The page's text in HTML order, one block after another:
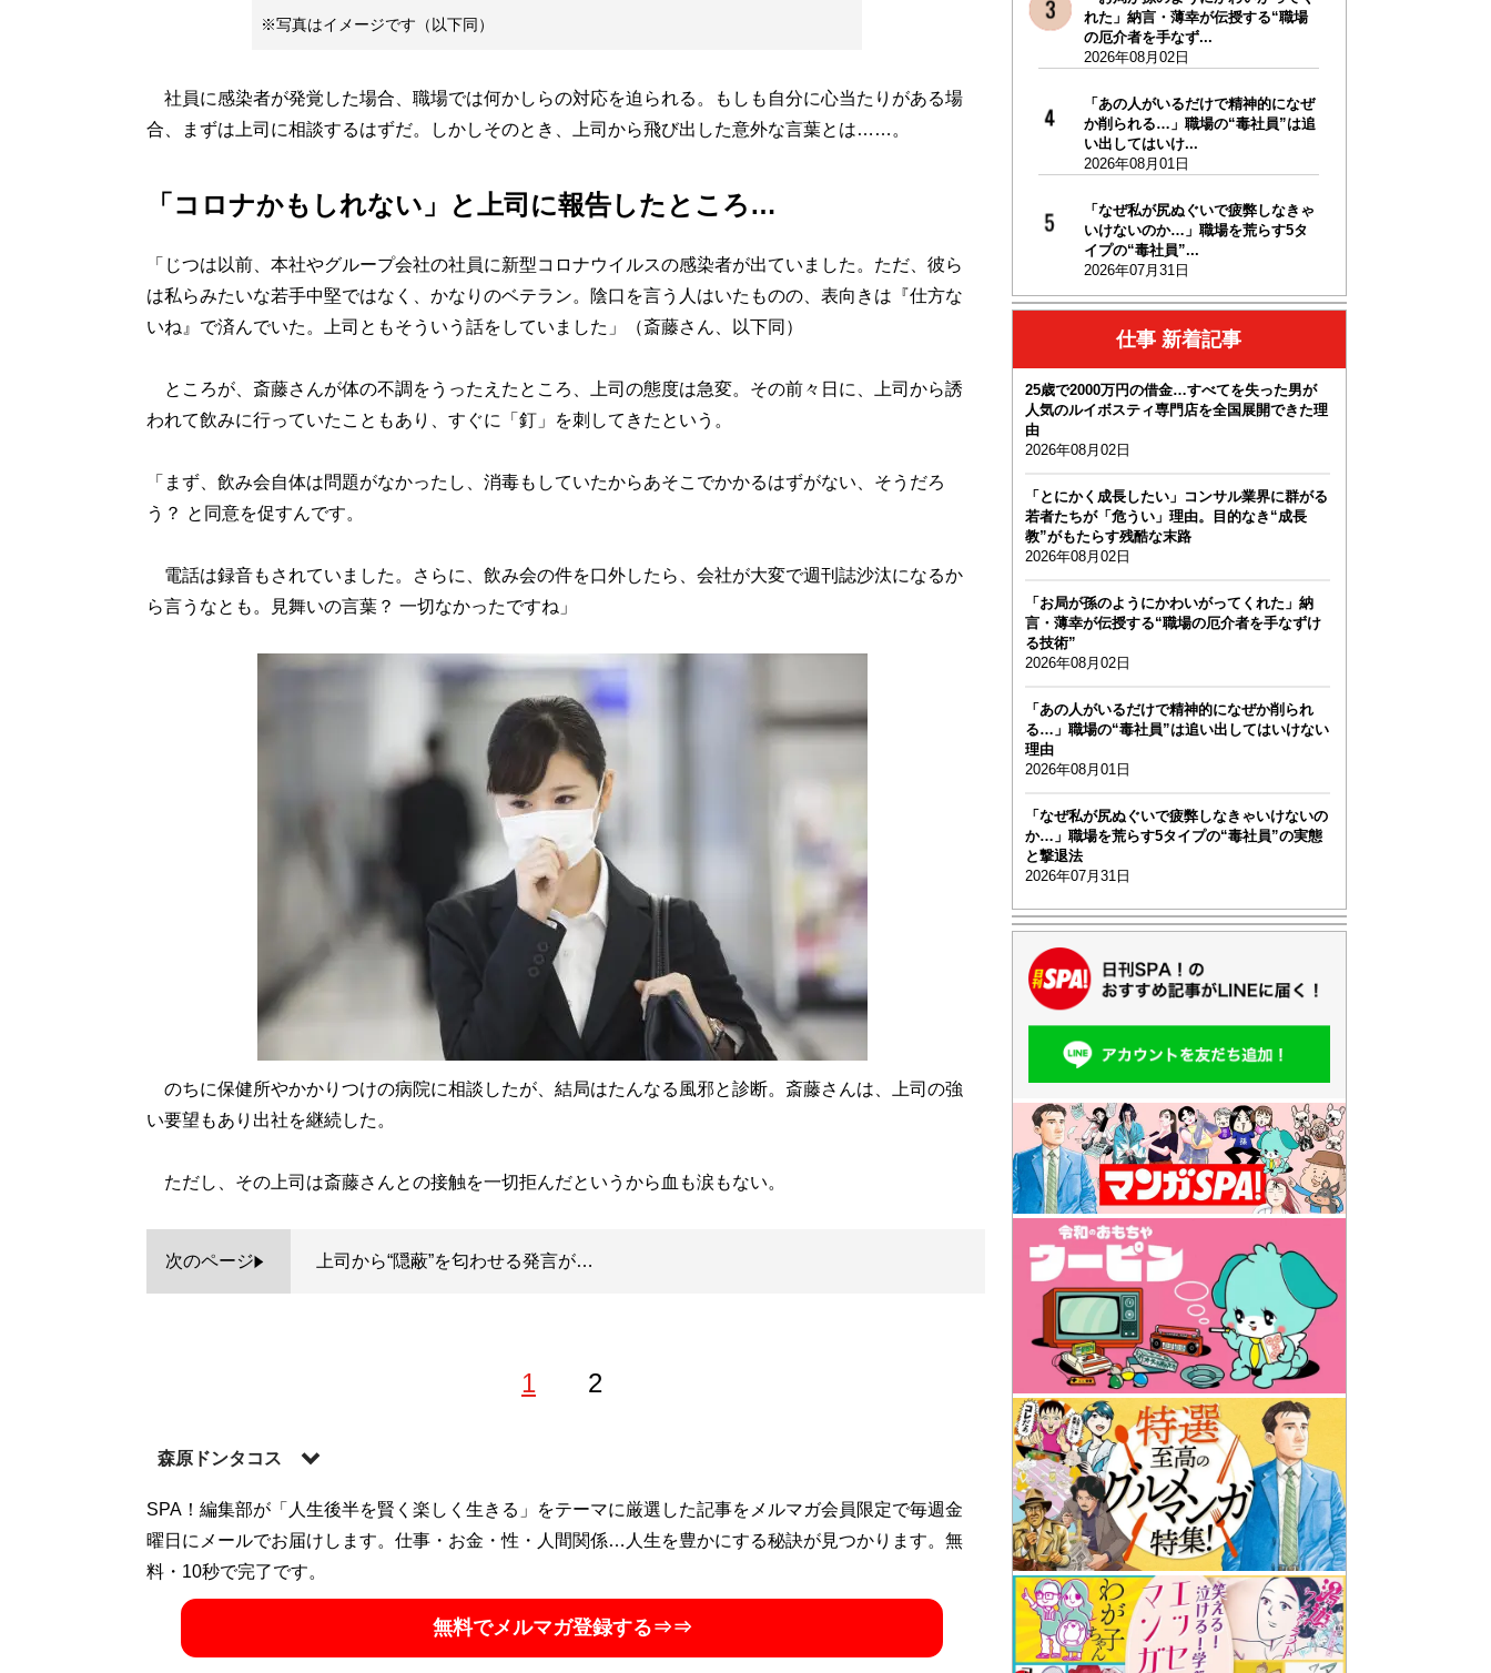
※写真はイメージです（以下同）
社員に感染者が発覚した場合、職場では何かしらの対応を迫られる。もしも自分に心当たりがある場
合、まずは上司に相談するはずだ。しかしそのとき、上司から飛び出した意外な言葉とは……。
「コロナかもしれない」と上司に報告したところ…
「じつは以前、本社やグループ会社の社員に新型コロナウイルスの感染者が出ていました。ただ、彼ら
は私らみたいな若手中堅ではなく、かなりのベテラン。陰口を言う人はいたものの、表向きは『仕方な
いね』で済んでいた。上司ともそういう話をしていました」（斎藤さん、以下同）
ところが、斎藤さんが体の不調をうったえたところ、上司の態度は急変。その前々日に、上司から誘
われて飲みに行っていたこともあり、すぐに「釘」を刺してきたという。
「まず、飲み会自体は問題がなかったし、消毒もしていたからあそこでかかるはずがない、そうだろ
う？ と同意を促すんです。
電話は録音もされていました。さらに、飲み会の件を口外したら、会社が大変で週刊誌沙汰になるか
ら言うなとも。見舞いの言葉？ 一切なかったですね」
のちに保健所やかかりつけの病院に相談したが、結局はたんなる風邪と診断。斎藤さんは、上司の強
い要望もあり出社を継続した。
ただし、その上司は斎藤さんとの接触を一切拒んだというから血も涙もない。
次のページ 上司から“隠蔽”を匂わせる発言が…
1 2
森原ドンタコス
記事一覧へ
SPA！編集部が「人生後半を賢く楽しく生きる」をテーマに厳選した記事をメルマガ会員限定で毎週金
曜日にメールでお届けします。仕事・お金・性・人間関係…人生を豊かにする秘訣が見つかります。無
料・10秒で完了です。
無料でメルマガ登録する⇒⇒
れた」納言・薄幸が伝授する“職場
の厄介者を手なず...
2026年08月02日
「あの人がいるだけで精神的になぜ
か削られる…」職場の“毒社員”は追
い出してはいけ...
2026年08月01日
「なぜ私が尻ぬぐいで疲弊しなきゃ
いけないのか…」職場を荒らす5タ
イプの“毒社員”...
2026年07月31日
仕事 新着記事
25歳で2000万円の借金…すべてを失った男が
人気のルイボスティ専門店を全国展開できた理
由
2026年08月02日
「とにかく成長したい」コンサル業界に群がる
若者たちが「危うい」理由。目的なき“成長
教”がもたらす残酷な末路
2026年08月02日
「お局が孫のようにかわいがってくれた」納
言・薄幸が伝授する“職場の厄介者を手なずけ
る技術”
2026年08月02日
「あの人がいるだけで精神的になぜか削られ
る…」職場の“毒社員”は追い出してはいけない
理由
2026年08月01日
「なぜ私が尻ぬぐいで疲弊しなきゃいけないの
か…」職場を荒らす5タイプの“毒社員”の実態
と撃退法
2026年07月31日